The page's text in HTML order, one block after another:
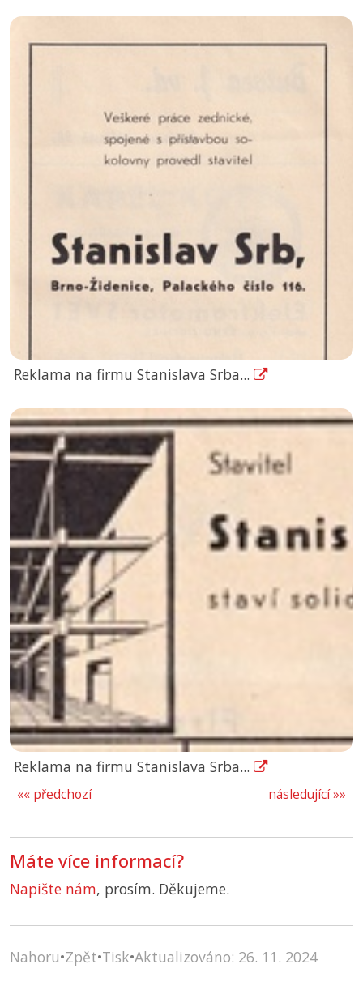
Reklama na firmu Stanislava Srba...
Reklama na firmu Stanislava Srba...
následující »»
«« předchozí
Máte více informací?
Napište nám, prosím. Děkujeme.
Nahoru•Zpět•Tisk•Aktualizováno: 26. 11. 2024